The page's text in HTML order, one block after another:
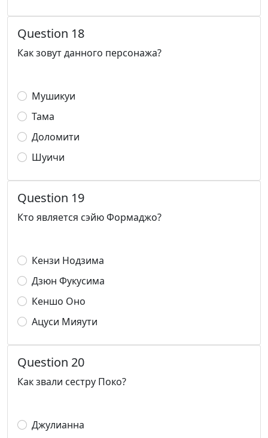
Question 18
Как зовут данного персонажа?
Мушикуи
Тама
Доломити
Шуичи
Question 19
Кто является сэйю Формаджо?
Кензи Нодзима
Дзюн Фукусима
Кеншо Оно
Ацуси Мияути
Question 20
Как звали сестру Поко?
Джулианна